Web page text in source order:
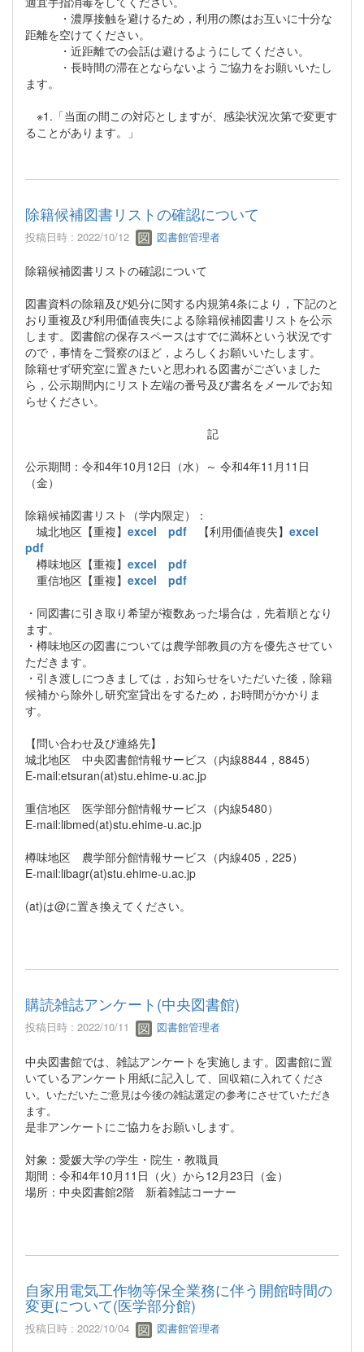
・濃厚接触を避けるため，利用の際はお互いに十分な
距離を空けてください。
・近距離での会話は避けるようにしてください。
・長時間の滞在とならないようご協力をお願いいたし
ます。
※1.「当面の間この対応としますが、感染状況次第で変更す
ることがあります。」
除籍候補図書リストの確認について
投稿日時 : 2022/10/12 図書館管理者
除籍候補図書リストの確認について
図書資料の除籍及び処分に関する内規第4条により，下記のと
おり重複及び利用価値喪失による除籍候補図書リストを公示
します。図書館の保存スペースはすでに満杯という状況です
ので，事情をご賢察のほど，よろしくお願いいたします。
除籍せず研究室に置きたいと思われる図書がございました
ら，公示期間内にリスト左端の番号及び書名をメールでお知
らせください。
記
公示期間：令和4年10月12日（水）～ 令和4年11月11日
（金）
除籍候補図書リスト（学内限定）：
城北地区【重複】 excel pdf 【利用価値喪失】 excel
pdf
樽味地区【重複】 excel
pdf
重信地区【重複】 excel
pdf
・同図書に引き取り希望が複数あった場合は，先着順となり
ます。
・樽味地区の図書については農学部教員の方を優先させてい
ただきます。
・引き渡しにつきましては，お知らせをいただいた後，除籍
候補から除外し研究室貸出をするため，お時間がかかりま
す。
【問い合わせ及び連絡先】
城北地区 中央図書館情報サービス（内線8844，8845）
E-mail:etsuran(at)stu.ehime-u.ac.jp
重信地区 医学部分館情報サービス（内線5480）
E-mail:libmed(at)stu.ehime-u.ac.jp
樽味地区 農学部分館情報サービス（内線405，225）
E-mail:libagr(at)stu.ehime-u.ac.jp
(at)は@に置き換えてください。
購読雑誌アンケート(中央図書館)
投稿日時 : 2022/10/11 図書館管理者
中央図書館では、雑誌アンケートを実施します。図書館に置
いているアンケート用紙に記入して、 回収箱に入れてくださ
い。いただいたご意見は今後の雑誌選定の参考にさせていただき
ます。
是非アンケートにご協力をお願いします。
対象：愛媛大学の学生・院生・教職員
期間：令和4年10月11日（火）から12月23日（金）
場所：中央図書館2階 新着雑誌コーナー
自家用電気工作物等保全業務に伴う開館時間の
変更について(医学部分館)
投稿日時 : 2022/10/04 図書館管理者